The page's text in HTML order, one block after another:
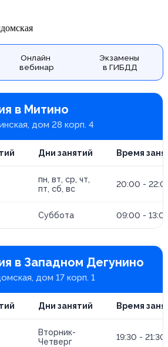
Онлайн
вебинар
Экзамены
в ГИБДД
в Митино
дом 28 корп. 4
Дни занятий Время
пн, вт, ср, чт,
пт, сб, вс
20:00 -
Суббота 09:00 -
в Западном Дегунино
дом 17 корп. 1
Дни занятий Время
Вторник-
Четверг
19:30 - 21:30